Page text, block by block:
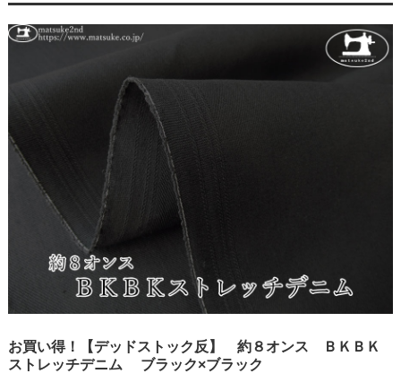
お買い得！【デッドストック反】 約８オンス ＢＫＢＫ
ストレッチデニム ブラック×ブラック